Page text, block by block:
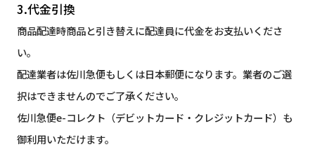
3.代金引換
商品配達時商品と引き替えに配達員に代金をお支払いくださ
い。
配達業者は佐川急便もしくは日本郵便になります。業者のご選
択はできませんのでご了承ください。
佐川急便e-コレクト（デビットカード・クレジットカード）も
御利用いただけます。